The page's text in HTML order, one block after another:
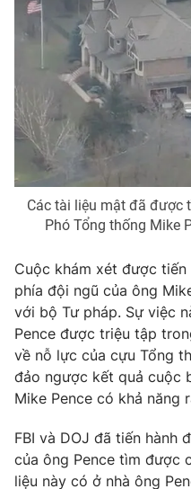
Photo
VTV Money
VTV Sức khoẻ
Thị trường 24h
VTV4
VTV9
Liên hệ tòa soạn
THỜI BÁO VTV
Các tài liệu mật đã được
Phó Tổng thống Mike
Cuộc khám xét được
phía đội ngũ của ông
với bộ Tư pháp. Sự việc
Pence được triệu tập
về nỗ lực của cựu Tổng
đảo ngược kết quả cuộc
Mike Pence có khả năng
FBI và DOJ đã tiến hành
của ông Pence tìm được
liệu này có ở nhà ông